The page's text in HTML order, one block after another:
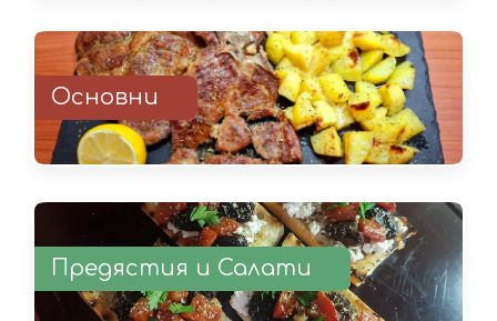
Основни
Предястия и Салати